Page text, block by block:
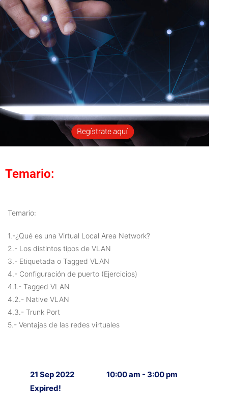
Temario:
Temario:
1.-¿Qué es una Virtual Local Area Network?
2.- Los distintos tipos de VLAN
3.- Etiquetada o Tagged VLAN
4.- Configuración de puerto (Ejercicios)
4.1.- Tagged VLAN
4.2.- Native VLAN
4.3.- Trunk Port
5.- Ventajas de las redes virtuales
21 Sep 2022
Expired!
10:00 am - 3:00 pm